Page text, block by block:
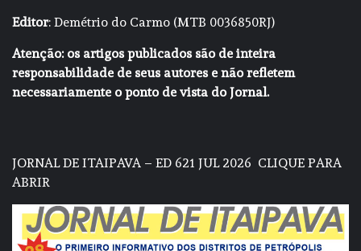
Editor: Demétrio do Carmo (MTB 0036850RJ)
Atenção: os artigos publicados são de inteira
responsabilidade de seus autores e não refletem
necessariamente o ponto de vista do Jornal.
JORNAL DE ITAIPAVA – ED 621 JUL 2026 CLIQUE PARA
ABRIR